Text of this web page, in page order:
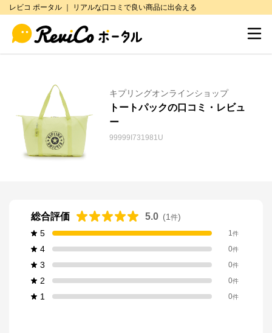
レビコ ポータル ｜ リアルな口コミで良い商品に出会える
キプリングオンラインショップ
トートパックの口コミ・レビュ
ー
99999I731981U
総合評価 5.0 (1 件)
5
1件
4 0件
3 0件
2 0件
1 0件